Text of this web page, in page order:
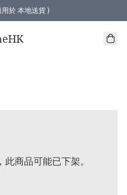
於 本地送貨 )
商品可能已下架。